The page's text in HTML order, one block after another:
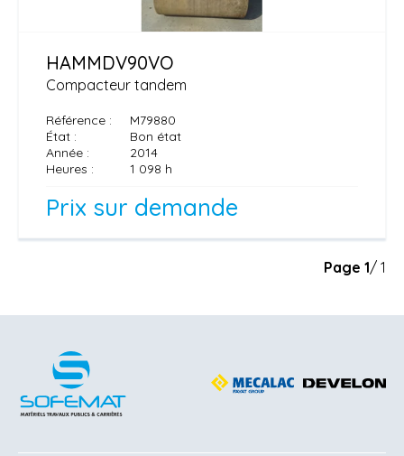
Compacteur tandem
HAMMDV90VO
Référence
M79880
État
Bon état
Année
2014
Heures
1 098 h
Prix sur demande
Page 1/ 1